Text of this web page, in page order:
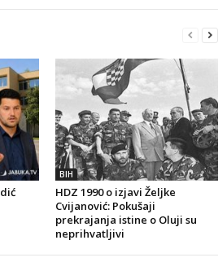
BIH
HDZ 1990 o izjavi Željke
Cvijanović: Pokušaji
prekrajanja istine o Oluji su
neprihvatljivi